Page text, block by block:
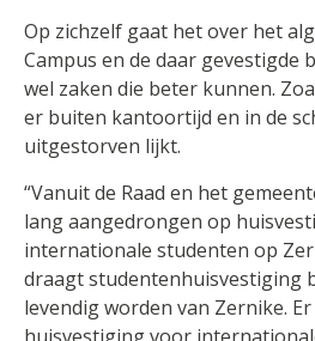
Op zichzelf gaat het over het
Campus en de daar gevestigde
wel zaken die beter kunnen.
er buiten kantoortijd en in de
uitgestorven lijkt.
“Vanuit de Raad en het
lang aangedrongen op
internationale studenten op
draagt studentenhuisvestiging
levendig worden van Zernike.